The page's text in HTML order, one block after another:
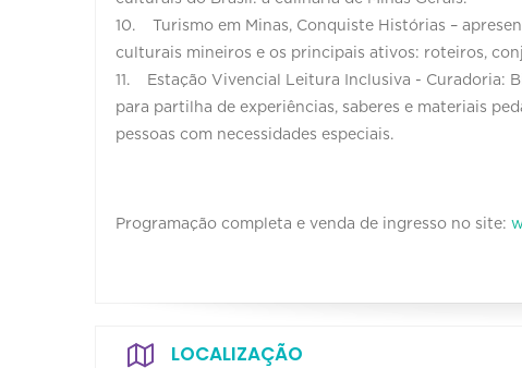
10. Turismo em Minas, Conquiste Histórias –
culturais mineiros e os principais ativos: roteiros,
11. Estação Vivencial Leitura Inclusiva - Curadoria:
para partilha de experiências, saberes e materiais
pessoas com necessidades especiais.
Programação completa e venda de ingresso no site:
LOCALIZAÇÃO